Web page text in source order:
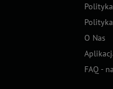
O Nas
FAQ -